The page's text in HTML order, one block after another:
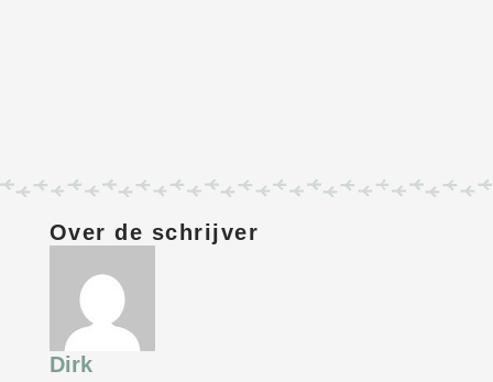
Over de schrijver
Dirk